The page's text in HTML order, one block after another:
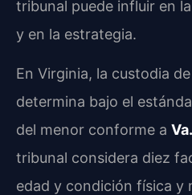
tribunal puede influir en
y en la estrategia.
En Virginia, la custodia
determina bajo el
del menor conforme a
tribunal considera diez
edad y condición física y